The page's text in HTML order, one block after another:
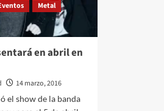
Metal
en abril en
14 marzo, 2016
el show de la banda